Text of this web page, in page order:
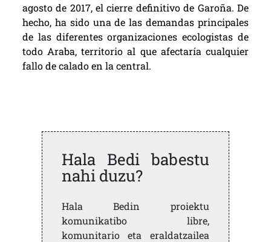
agosto de 2017, el cierre definitivo de Garoña. De
hecho, ha sido una de las demandas principales
de las diferentes organizaciones ecologistas de
todo Araba, territorio al que afectaría cualquier
fallo de calado en la central.
Hala Bedi babestu
nahi duzu?
Hala Bedin proiektu
komunikatibo libre,
komunitario eta eraldatzailea